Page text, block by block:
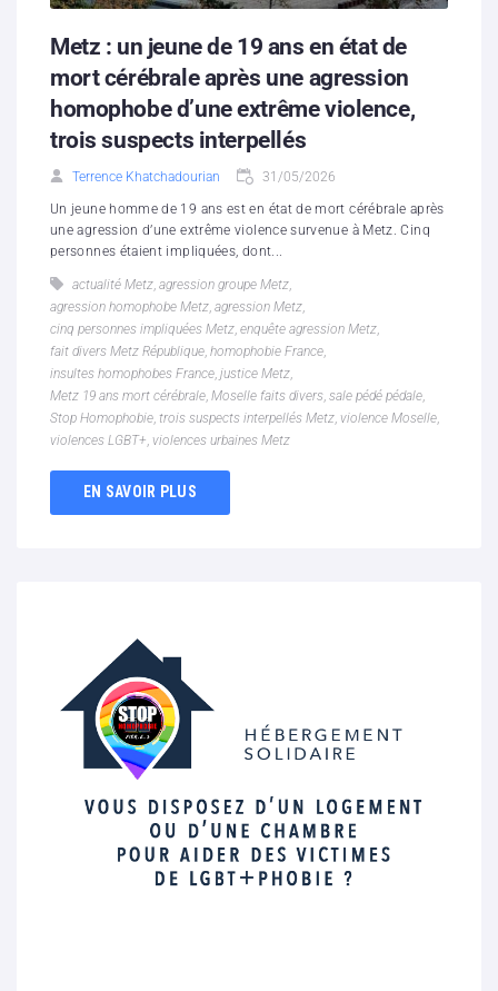
Metz : un jeune de 19 ans en état de
mort cérébrale après une agression
homophobe d’une extrême violence,
trois suspects interpellés
Terrence Khatchadourian 31/05/2026
Un jeune homme de 19 ans est en état de mort cérébrale après
une agression d’une extrême violence survenue à Metz. Cinq
personnes étaient impliquées, dont...
actualité Metz, agression groupe Metz,
agression homophobe Metz, agression Metz,
cinq personnes impliquées Metz, enquête agression Metz,
fait divers Metz République, homophobie France,
insultes homophobes France, justice Metz,
Metz 19 ans mort cérébrale, Moselle faits divers, sale pédé pédale,
Stop Homophobie, trois suspects interpellés Metz, violence Moselle,
violences LGBT+, violences urbaines Metz
EN SAVOIR PLUS